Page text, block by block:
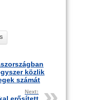
közlik
számát
Next: